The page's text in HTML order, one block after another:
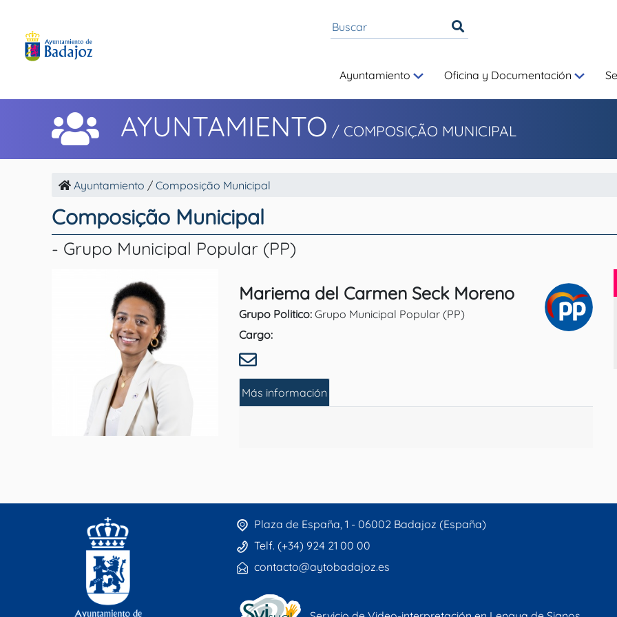
Ayuntamiento Oficina y Documentación
AYUNTAMIENTO / COMPOSIÇÃO MUNICIPAL
Ayuntamiento / Composição Municipal
Composição Municipal
- Grupo Municipal Popular (PP)
Mariema del Carmen Seck Moreno
Grupo Politico: Grupo Municipal Popular (PP)
Cargo:
Más información
Plaza de España, 1 - 06002 Badajoz (España)
Telf. (+34) 924 21 00 00
contacto@aytobadajoz.es